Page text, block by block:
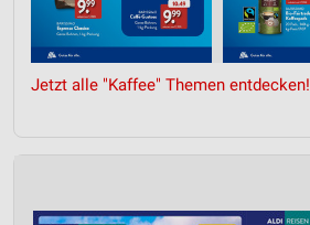
Jetzt alle "Kaffee" Themen entdecken!